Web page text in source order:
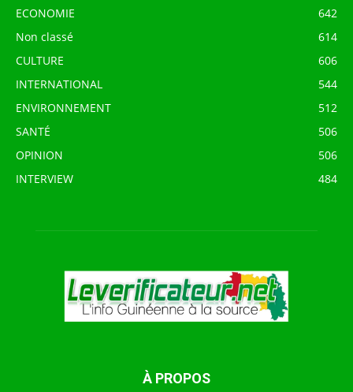
ECONOMIE
642
Non classé
614
CULTURE
606
INTERNATIONAL
544
ENVIRONNEMENT
512
SANTÉ
506
OPINION
506
INTERVIEW
484
À PROPOS